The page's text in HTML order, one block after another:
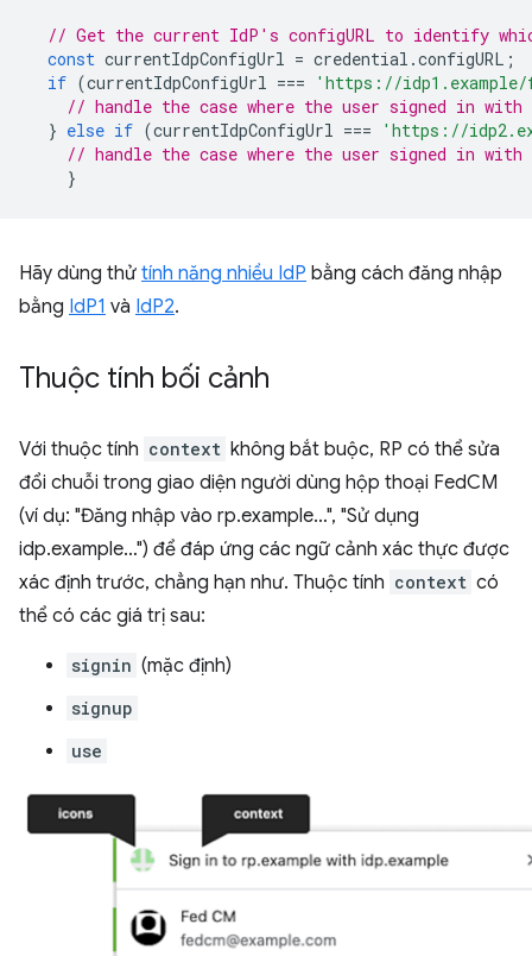
// Get the current IdP's configURL to identify
const currentIdpConfigUrl = credential .configURL ;
if (currentIdpConfigUrl ===
'https://
// handle the case where the user signed in with
} else if (currentIdpConfigUrl ===
'https://
// handle the case where the user signed in with
}
Hãy dùng thử tính năng nhiều IdP bằng cách đăng nhập
bằng IdP1 và IdP2.
Thuộc tính bối cảnh
Với thuộc tính context không bắt buộc, RP có thể sửa
đổi chuỗi trong giao diện người dùng hộp thoại FedCM
(ví dụ: "Đăng nhập vào rp.example…", "Sử dụng
idp.example…") để đáp ứng các ngữ cảnh xác thực được
xác định trước, chẳng hạn như. Thuộc tính context có
thể có các giá trị sau:
signin (mặc định)
signup
use